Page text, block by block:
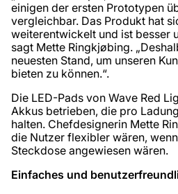
einigen der ersten Prototypen
vergleichbar. Das Produkt hat
weiterentwickelt und ist besser
sagt Mette Ringkjøbing.
neuesten Stand, um unseren
bieten zu können.“.
Die LED-Pads von Wave Red
Akkus betrieben, die pro
halten. Chefdesignerin Mette
die Nutzer flexibler wären,
Steckdose angewiesen wären.
Einfaches und